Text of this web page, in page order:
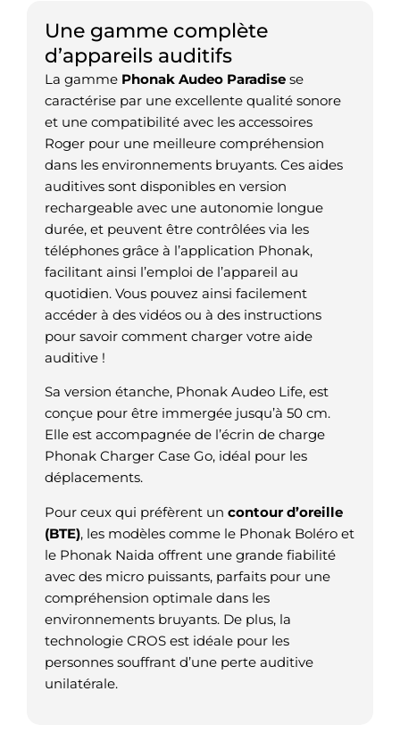
Une gamme complète
d’appareils auditifs
La gamme Phonak Audeo Paradise se
caractérise par une excellente qualité sonore
et une compatibilité avec les accessoires
Roger pour une meilleure compréhension
dans les environnements bruyants. Ces aides
auditives sont disponibles en version
rechargeable avec une autonomie longue
durée, et peuvent être contrôlées via les
téléphones grâce à l’application Phonak,
facilitant ainsi l’emploi de l’appareil au
quotidien. Vous pouvez ainsi facilement
accéder à des vidéos ou à des instructions
pour savoir comment charger votre aide
auditive !
Sa version étanche, Phonak Audeo Life, est
conçue pour être immergée jusqu’à 50 cm.
Elle est accompagnée de l’écrin de charge
Phonak Charger Case Go, idéal pour les
déplacements.
Pour ceux qui préfèrent un contour d’oreille
(BTE), les modèles comme le Phonak Boléro et
le Phonak Naida offrent une grande fiabilité
avec des micro puissants, parfaits pour une
compréhension optimale dans les
environnements bruyants. De plus, la
technologie CROS est idéale pour les
personnes souffrant d’une perte auditive
unilatérale.